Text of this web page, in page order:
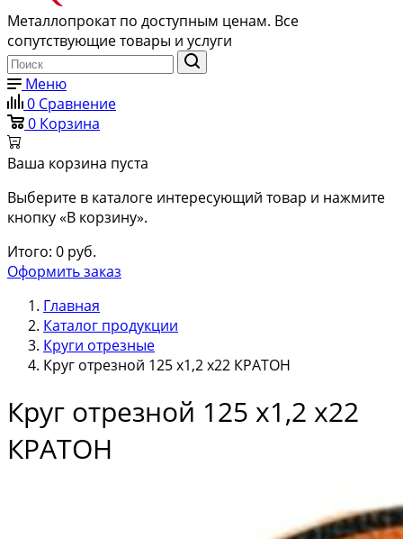
Металлопрокат по доступным ценам. Все
сопутствующие товары и услуги
Меню
0 Сравнение
0 Корзина
Ваша корзина пуста
Выберите в каталоге интересующий товар и нажмите
кнопку «В корзину».
Итого: 0 руб.
Оформить заказ
Главная
Каталог продукции
Круги отрезные
Круг отрезной 125 х1,2 х22 КРАТОН
Круг отрезной 125 х1,2 х22
КРАТОН